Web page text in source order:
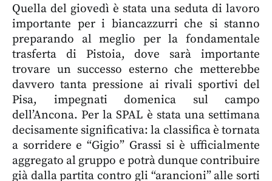
Quella del giovedì è stata una seduta di lavoro
importante per i biancazzurri che si stanno
preparando al meglio per la fondamentale
trasferta di Pistoia, dove sarà importante
trovare un successo esterno che metterebbe
davvero tanta pressione ai rivali sportivi del
Pisa, impegnati domenica sul campo
dell’Ancona. Per la SPAL è stata una settimana
decisamente significativa: la classifica è tornata
a sorridere e “Gigio” Grassi si è ufficialmente
aggregato al gruppo e potrà dunque contribuire
già dalla partita contro gli “arancioni” alle sorti